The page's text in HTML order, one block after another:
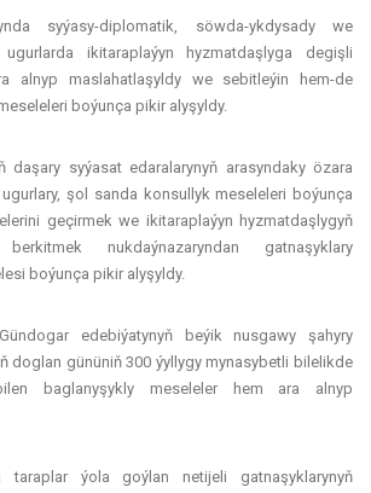
syýasy-diplomatik, söwda-ykdysady we
ugurlarda ikitaraplaýyn hyzmatdaşlyga degişli
alnyp maslahatlaşyldy we sebitleýin hem-de
boýunça pikir alyşyldy.
daşary syýasat edaralarynyň arasyndaky özara
şol sanda konsullyk meseleleri boýunça
geçirmek we ikitaraplaýyn hyzmatdaşlygyň
nukdaýnazaryndan gatnaşyklary
boýunça pikir alyşyldy.
edebiýatynyň beýik nusgawy şahyry
doglan gününiň 300 ýyllygy mynasybetli bilelikde
baglanyşykly meseleler hem ara alnyp
taraplar ýola goýlan netijeli gatnaşyklarynyň